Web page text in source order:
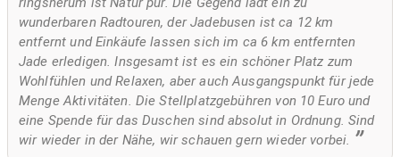
wunderbaren Radtouren, der Jadebusen ist ca 12 km
entfernt und Einkäufe lassen sich im ca 6 km entfernten
Jade erledigen. Insgesamt ist es ein schöner Platz zum
Wohlfühlen und Relaxen, aber auch Ausgangspunkt für jede
Menge Aktivitäten. Die Stellplatzgebühren von 10 Euro und
eine Spende für das Duschen sind absolut in Ordnung. Sind
wir wieder in der Nähe, wir schauen gern wieder vorbei.